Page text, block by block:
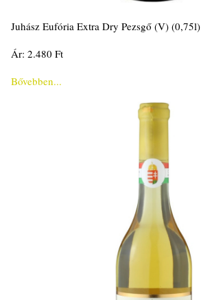
Juhász Eufória Extra Dry Pezsgő (V) (0,75l)
Ár: 2.480 Ft
Bővebben...